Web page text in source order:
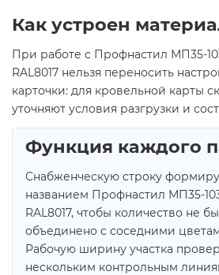
Как устроен
При работе с Профнастил МП35-
RAL8017 нельзя переносить
карточки: для кровельной карты
уточняют условия разгрузки и
Функция каждого
Снабженческую строку
названием Профнастил МП35-
RAL8017, чтобы количество не
объединено с соседними
Рабочую ширину участка
нескольким контрольным